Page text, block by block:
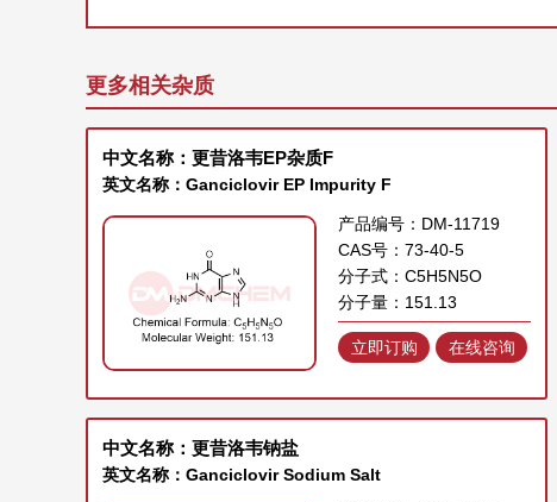
更多相关杂质
中文名称：更昔洛韦EP杂质F
英文名称：Ganciclovir EP Impurity F
产品编号：DM-11719
CAS号：73-40-5
分子式：C5H5N5O
分子量：151.13
立即订购 在线咨询
中文名称：更昔洛韦钠盐
英文名称：Ganciclovir Sodium Salt